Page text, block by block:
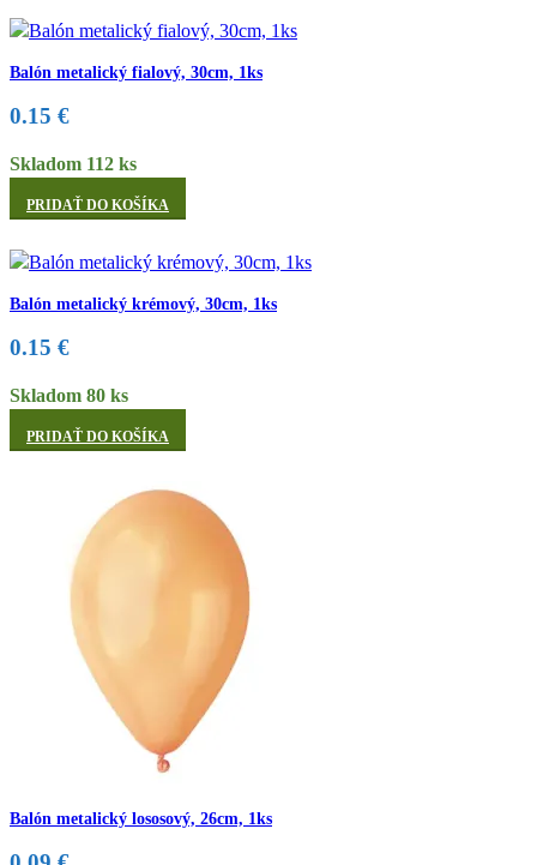
Balón metalický fialový, 30cm, 1ks
0.15 €
Skladom 112 ks
PRIDAŤ DO KOŠÍKA
Balón metalický krémový, 30cm, 1ks
0.15 €
Skladom 80 ks
PRIDAŤ DO KOŠÍKA
Balón metalický lososový, 26cm, 1ks